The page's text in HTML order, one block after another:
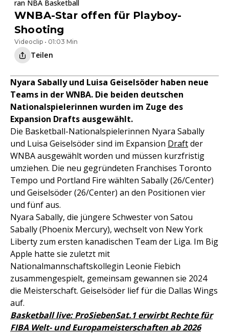
ran NBA Basketball
WNBA-Star offen für Playboy-
Shooting
Videoclip • 01:03 Min
Teilen
Nyara Sabally und Luisa Geiselsöder haben neue
Teams in der WNBA. Die beiden deutschen
Nationalspielerinnen wurden im Zuge des
Expansion Drafts ausgewählt.
Die Basketball-Nationalspielerinnen Nyara Sabally
und Luisa Geiselsöder sind im Expansion Draftder
WNBA ausgewählt worden und müssen kurzfristig
umziehen. Die neu gegründeten Franchises Toronto
Tempo und Portland Fire wählten Sabally (26/Center)
und Geiselsöder (26/Center) an den Positionen vier
und fünf aus.
Nyara Sabally, die jüngere Schwester von Satou
Sabally (Phoenix Mercury), wechselt von New York
Liberty zum ersten kanadischen Team der Liga. Im Big
Apple hatte sie zuletzt mit
Nationalmannschaftskollegin Leonie Fiebich
zusammengespielt, gemeinsam gewannen sie 2024
die Meisterschaft. Geiselsöder lief für die Dallas Wings
auf.
Basketball live: ProSiebenSat.1 erwirbt Rechte für
FIBA Welt- und Europameisterschaften ab 2026